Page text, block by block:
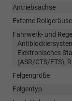
Antriebsachse
Externe
Fahrwerk- und
Elektronisches
(ASR/CTS/ETS),
Felgengröße
Felgentyp